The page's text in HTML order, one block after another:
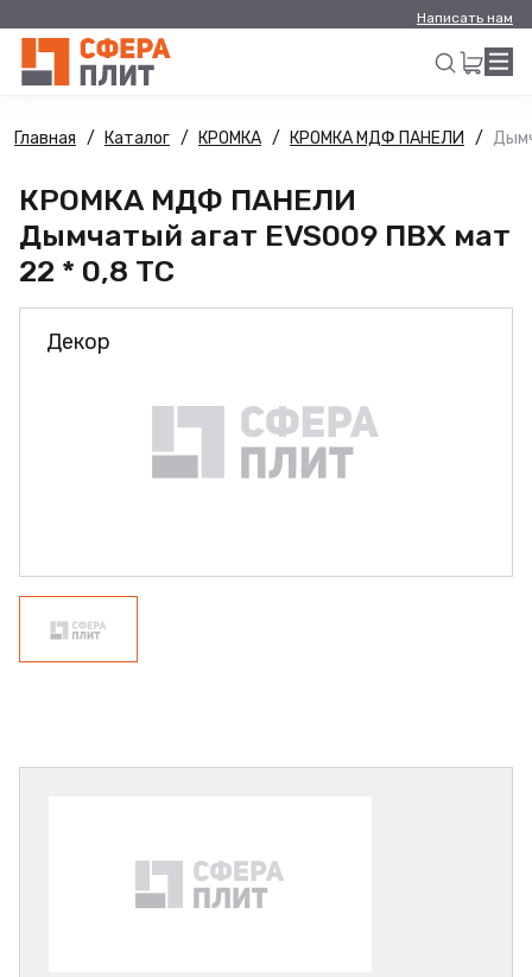
Написать нам
Искать
Главная Каталог КРОМКА КРОМКА МДФ ПАНЕЛИ
КРОМКА МДФ ПАНЕЛИ
Дымчатый агат EVS009 ПВХ мат
22 * 0,8 ТС
Декор